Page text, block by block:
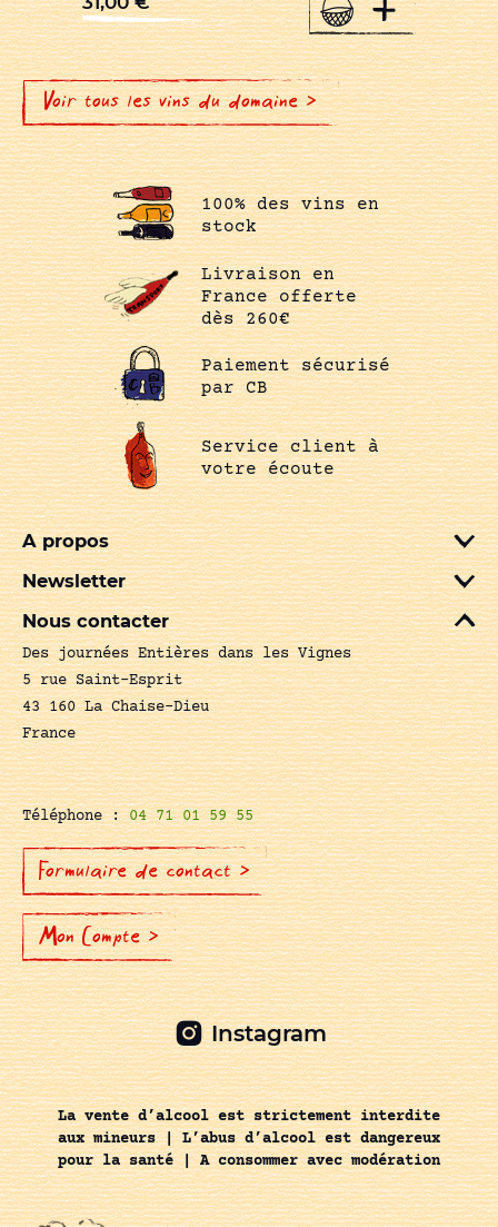
Voir tous les vins du domaine >
100% des vins en
stock
Livraison en
France offerte
dès 260€
Paiement sécurisé
par CB
Service client à
votre écoute
A propos
Newsletter
Nous contacter
Des journées Entières dans les Vignes
5 rue Saint-Esprit
43 160 La Chaise-Dieu
France
Téléphone :04 71 01 59 55
Formulaire de contact >
Mon Compte >
Instagram
La vente d’alcool est strictement interdite
aux mineurs | L’abus d’alcool est dangereux
pour la santé | A consommer avec modération